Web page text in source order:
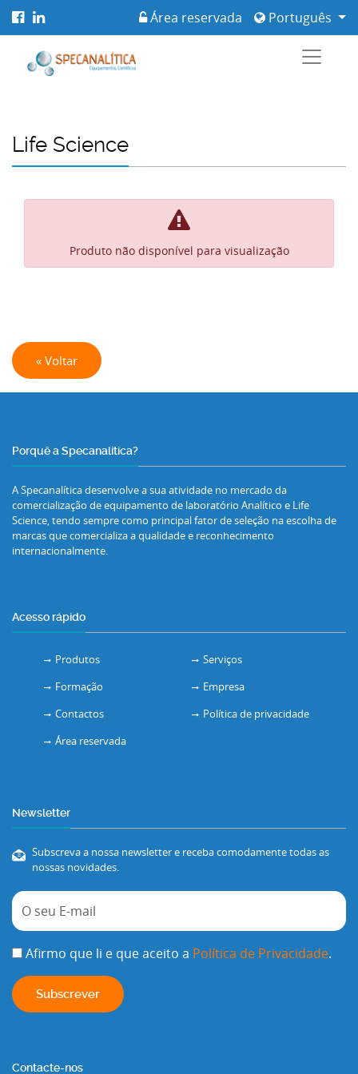
Português
Área reservada
Life Science
Produto não disponível para visualização
« Voltar
Porquê a Specanalítica?
A Specanalítica desenvolve a sua atividade no mercado da
comercialização de equipamento de laboratório Analítico e Life
Science, tendo sempre como principal fator de seleção na escolha de
marcas que comercializa a qualidade e reconhecimento
internacionalmente.
Acesso rápido
Produtos
Serviços
Formação
Empresa
Contactos
Política de privacidade
Área reservada
Newsletter
Subscreva a nossa newsletter e receba comodamente todas as
nossas novidades.
Afirmo que li e que aceito a Política de Privacidade.
Contacte-nos